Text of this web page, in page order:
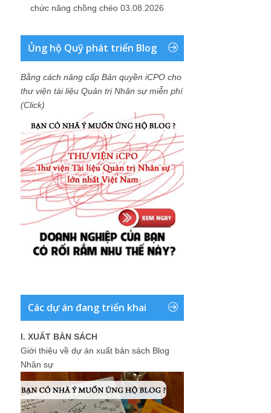
chức năng chồng chéo 03.08.2026
Ủng hộ Quỹ phát triển Blog
Bằng cách nâng cấp Bản quyền iCPO cho
thư viện tài liệu Quản trị Nhân sự miễn phí
(Click)
Các dự án đang triển khai
I. XUẤT BẢN SÁCH
Giới thiệu về dự án xuất bản sách Blog
Nhân sự